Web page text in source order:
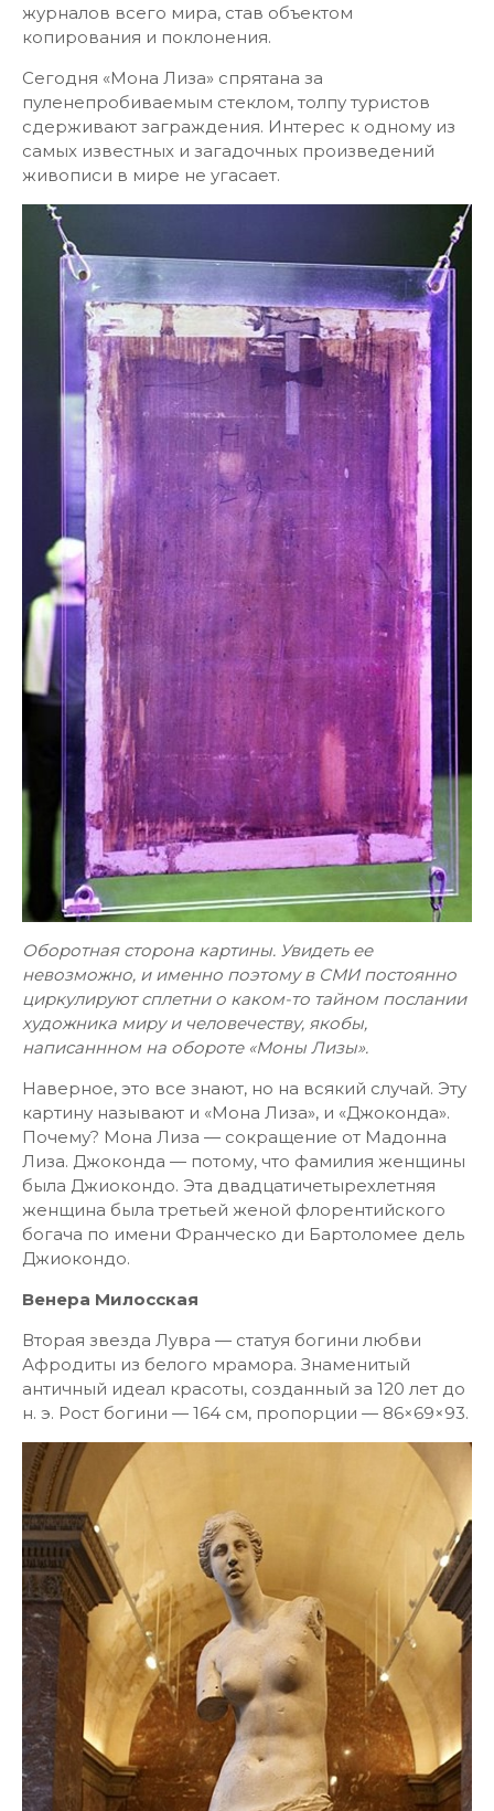
журналов всего мира, став объектом
копирования и поклонения.
Сегодня «Мона Лиза» спрятана за
пуленепробиваемым стеклом, толпу туристов
сдерживают заграждения. Интерес к одному из
самых известных и загадочных произведений
живописи в мире не угасает.
Оборотная сторона картины. Увидеть ее
невозможно, и именно поэтому в СМИ постоянно
циркулируют сплетни о каком-то тайном послании
художника миру и человечеству, якобы,
написаннном на обороте «Моны Лизы».
Наверное, это все знают, но на всякий случай. Эту
картину называют и «Мона Лиза», и «Джоконда».
Почему? Мона Лиза — сокращение от Мадонна
Лиза. Джоконда — потому, что фамилия женщины
была Джиокондо. Эта двадцатичетырехлетняя
женщина была третьей женой флорентийского
богача по имени Франческо ди Бартоломее дель
Джиокондо.
Венера Милосская
Вторая звезда Лувра — статуя богини любви
Афродиты из белого мрамора. Знаменитый
античный идеал красоты, созданный за 120 лет до
н. э. Рост богини — 164 см, пропорции — 86×69×93.